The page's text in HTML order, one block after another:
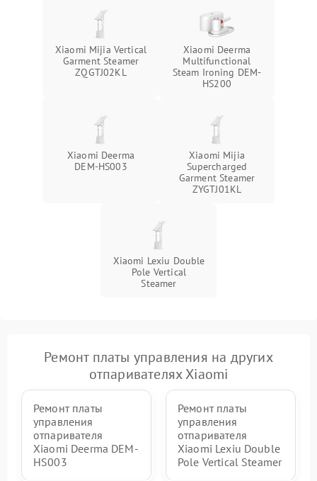
Повреждение системы
Подробнее →
Xiaomi Mijia Vertical
Garment Steamer
ZQGTJ02KL
Xiaomi Deerma
Multifunctional
Steam Ironing DEM-
HS200
Xiaomi Deerma
DEM-HS003
Xiaomi Mijia
Supercharged
Garment Steamer
ZYGTJ01KL
Xiaomi Lexiu Double
Pole Vertical
Steamer
Ремонт платы управления на других
отпаривателях Xiaomi
Ремонт платы
управления
отпаривателя
Xiaomi Deerma DEM-
HS003
Ремонт платы
управления
отпаривателя
Xiaomi Lexiu Double
Pole Vertical Steamer